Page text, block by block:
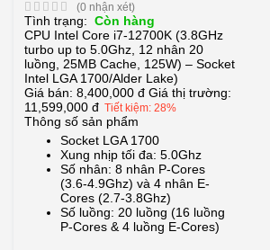
(0 nhận xét)
Tình trạng: Còn hàng
CPU Intel Core i7-12700K (3.8GHz
turbo up to 5.0Ghz, 12 nhân 20
luồng, 25MB Cache, 125W) – Socket
Intel LGA 1700/Alder Lake)
Giá bán: 8,400,000 đ Giá thị trường:
11,599,000 đ Tiết kiệm: 28%
Thông số sản phẩm
Socket LGA 1700
Xung nhịp tối đa: 5.0Ghz
Số nhân: 8 nhân P-Cores
(3.6-4.9Ghz) và 4 nhân E-
Cores (2.7-3.8Ghz)
Số luồng: 20 luồng (16 luồng
P-Cores & 4 luồng E-Cores)